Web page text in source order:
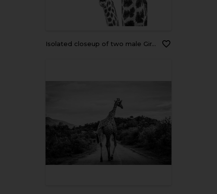
Isolated closeup of two male Giraffes looking into the camera, Greater Kruger, (black and white)